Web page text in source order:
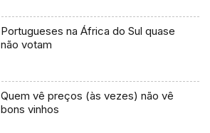
Portugueses na África do Sul quase
não votam
Quem vê preços (às vezes) não vê
bons vinhos